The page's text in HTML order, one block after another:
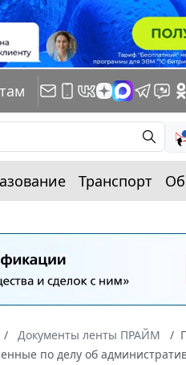
Транспорт
Документы ленты ПРАЙМ
по делу об